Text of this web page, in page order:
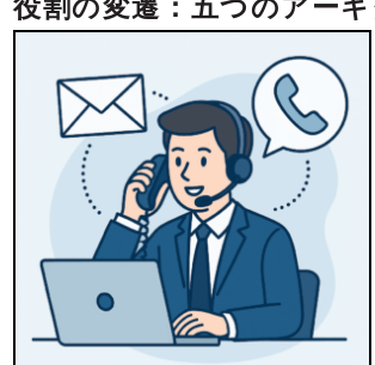
役割の変遷：五つのアー